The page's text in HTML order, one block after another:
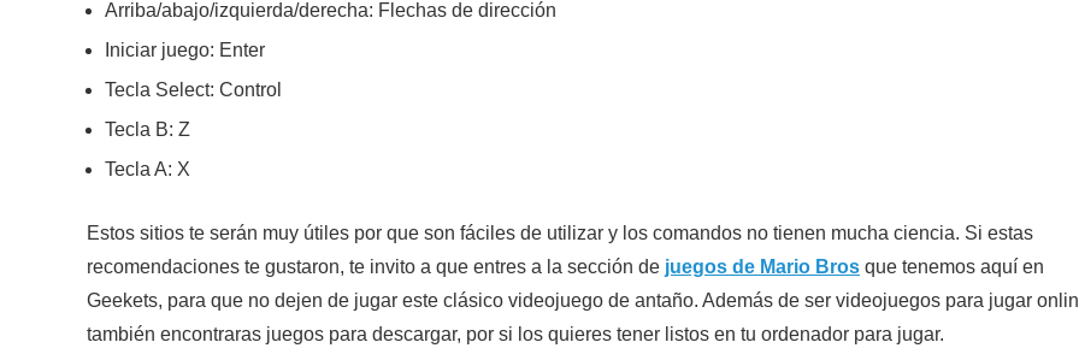
Arriba/abajo/izquierda/derecha: Flechas de dirección
Iniciar juego: Enter
Tecla Select: Control
Tecla B: Z
Tecla A: X
Estos sitios te serán muy útiles por que son fáciles de utilizar y los comandos no tienen mucha ciencia. Si estas
recomendaciones te gustaron, te invito a que entres a la sección de juegos de Mario Bros que tenemos aquí en
Geekets, para que no dejen de jugar este clásico videojuego de antaño. Además de ser videojuegos para jugar
también encontraras juegos para descargar, por si los quieres tener listos en tu ordenador para jugar.